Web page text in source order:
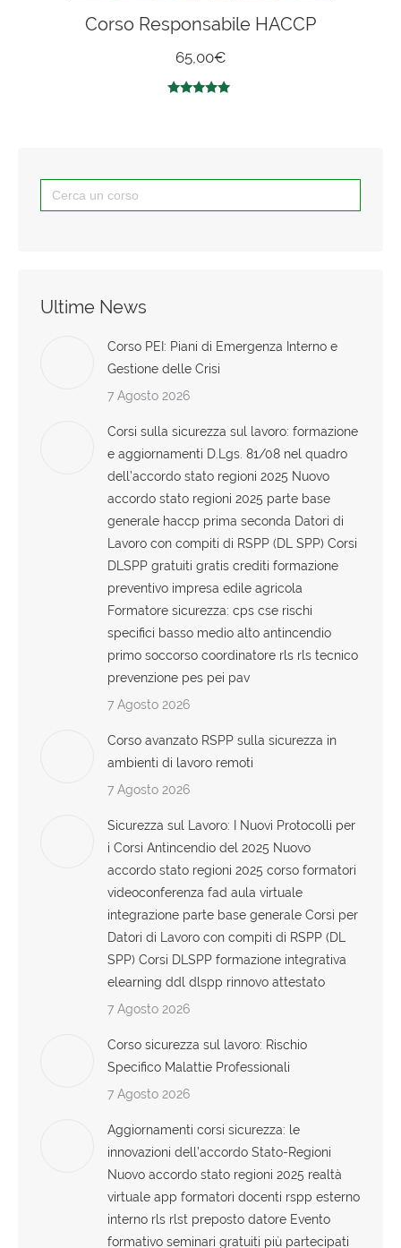
Corso Responsabile HACCP
65,00€
Search
for:
Ultime News
Corso PEI: Piani di Emergenza Interno e
Gestione delle Crisi
7 Agosto 2026
Corsi sulla sicurezza sul lavoro: formazione
e aggiornamenti D.Lgs. 81/08 nel quadro
dell’accordo stato regioni 2025 Nuovo
accordo stato regioni 2025 parte base
generale haccp prima seconda Datori di
Lavoro con compiti di RSPP (DL SPP) Corsi
DLSPP gratuiti gratis crediti formazione
preventivo impresa edile agricola
Formatore sicurezza: cps cse rischi
specifici basso medio alto antincendio
primo soccorso coordinatore rls rls tecnico
prevenzione pes pei pav
7 Agosto 2026
Corso avanzato RSPP sulla sicurezza in
ambienti di lavoro remoti
7 Agosto 2026
Sicurezza sul Lavoro: I Nuovi Protocolli per
i Corsi Antincendio del 2025 Nuovo
accordo stato regioni 2025 corso formatori
videoconferenza fad aula virtuale
integrazione parte base generale Corsi per
Datori di Lavoro con compiti di RSPP (DL
SPP) Corsi DLSPP formazione integrativa
elearning ddl dlspp rinnovo attestato
7 Agosto 2026
Corso sicurezza sul lavoro: Rischio
Specifico Malattie Professionali
7 Agosto 2026
Aggiornamenti corsi sicurezza: le
innovazioni dell’accordo Stato-Regioni
Nuovo accordo stato regioni 2025 realtà
virtuale app formatori docenti rspp esterno
interno rls rlst preposto datore Evento
formativo seminari gratuiti più partecipati